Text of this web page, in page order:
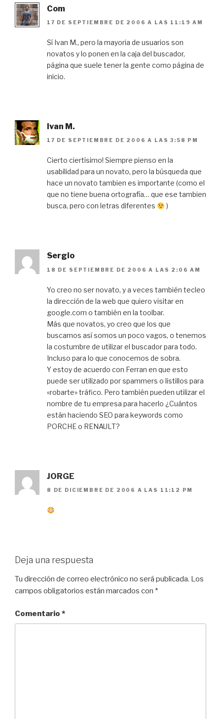
Com
17 DE SEPTIEMBRE DE 2006 A LAS 11:19 AM
Sí Ivan M., pero la mayoria de usuarios son
novatos y lo ponen en la caja del buscador,
página que suele tener la gente como página de
inicio.
Ivan M.
17 DE SEPTIEMBRE DE 2006 A LAS 3:58 PM
Cierto ciertísimo! Siempre pienso en la
usabilidad para un novato, pero la búsqueda que
hace un novato tambien es importante (como el
que no tiene buena ortografía… que ese tambien
busca, pero con letras diferentes
)
Sergio
18 DE SEPTIEMBRE DE 2006 A LAS 2:06 AM
Yo creo no ser novato, y a veces también tecleo
la dirección de la web que quiero visitar en
google.com o también en la toolbar.
Más que novatos, yo creo que los que
buscamos así somos un poco vagos, o tenemos
la costumbre de utilizar el buscador para todo.
Incluso para lo que conocemos de sobra.
Y estoy de acuerdo con Ferran en que esto
puede ser utilizado por spammers o listillos para
«robarte» tráfico. Pero también pueden utilizar el
nombre de tu empresa para hacerlo ¿Cuántos
están haciendo SEO para keywords como
PORCHE o RENAULT?
JORGE
8 DE DICIEMBRE DE 2006 A LAS 11:12 PM
Deja una respuesta
Tu dirección de correo electrónico no será publicada. Los
campos obligatorios están marcados con *
Comentario *